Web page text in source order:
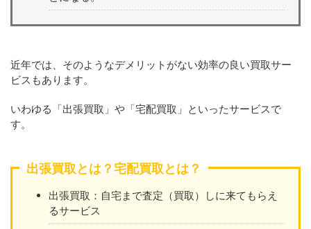
近年では、そのようなデメリットがない効率の良い買取サー
ビスもあります。
いわゆる「出張買取」や「宅配買取」といったサービスで
す。
出張買取とは？宅配買取とは？
出張買取：自宅まで査定（買取）しに来てもらえ
るサービス